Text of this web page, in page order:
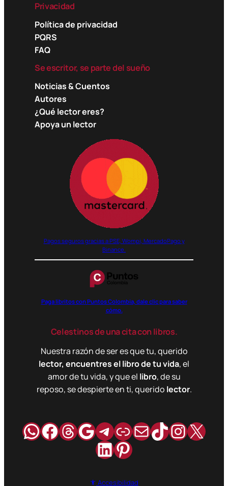
Privacidad
Política de privacidad
PQRS
FAQ
Se escritor, se parte del sueño
Noticias & Cuentos
Autores
¿Qué lector eres?
Apoya un lector
Pagos seguros gracias a PSE, Wompi, MercadoPago y
Binance.
Paga libritos con Puntos Colombia, dale clic para saber
cómo.
Celestinos de una cita con libros.
Nuestra razón de ser es que tu, querido
lector, encuentres el libro de tu vida, el
amor de tu vida, y que el libro, de su
reposo, se despierte en ti, querido lector.
WhatsApp
Facebook
Hilos
Google
Telegram
Enlace
Correo
TikTok
X
LinkedIn
Pinterest
Accesibilidad